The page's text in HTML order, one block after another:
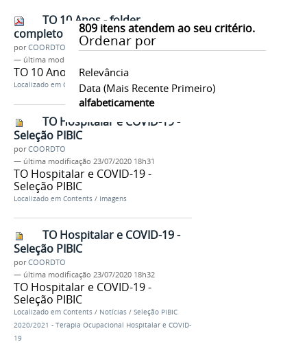
809itens atendem ao seu critério.
Ordenar por
Relevância
Data (mais Recente Primeiro)
alfabeticamente
TO 10 Anos - folder
completo
porCOORDTO
— última modificação
TO 10 Anos - folder completo
Localizado em Contents /Documentos /Diversos
TO Hospitalar e COVID-19 -
Seleção PIBIC
porCOORDTO
— última modificação 23/07/2020 18h31
TO Hospitalar e COVID-19 -
Seleção PIBIC
Localizado em Contents / Imagens
TO Hospitalar e COVID-19 -
Seleção PIBIC
porCOORDTO
— última modificação 23/07/2020 18h32
TO Hospitalar e COVID-19 -
Seleção PIBIC
Localizado em Contents / Notícias / Seleção PIBIC
2020/2021 - Terapia Ocupacional Hospitalar e COVID-
19